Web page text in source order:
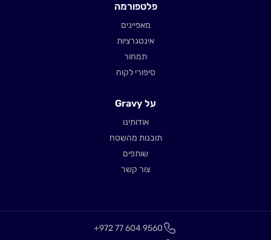
פלטפורמה
מאפיינים
אינטגרציות
תמחור
סיפורי לקוח
על Gravy
אודותינו
תובנות מהשטח
שותפים
צור קשר
+972 77 604 9560